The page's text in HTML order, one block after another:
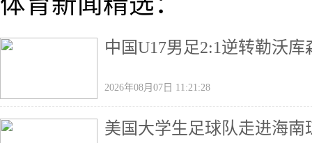
中国U17男足2:1逆转勒沃
2026年08月07日 11:21:28
美国大学生足球队走进海